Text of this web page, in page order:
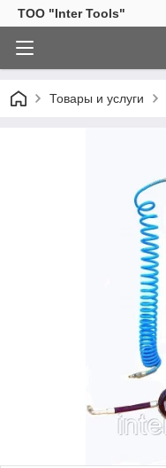
ТОО "Inter Tools"
Товары и услуги